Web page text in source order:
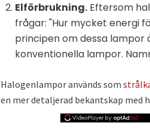
Elförbrukning. Eftersom
frågar: "Hur mycket energi
principen om dessa lampor
konventionella lampor.
Halogenlampor används som
en mer detaljerad bekantskap med